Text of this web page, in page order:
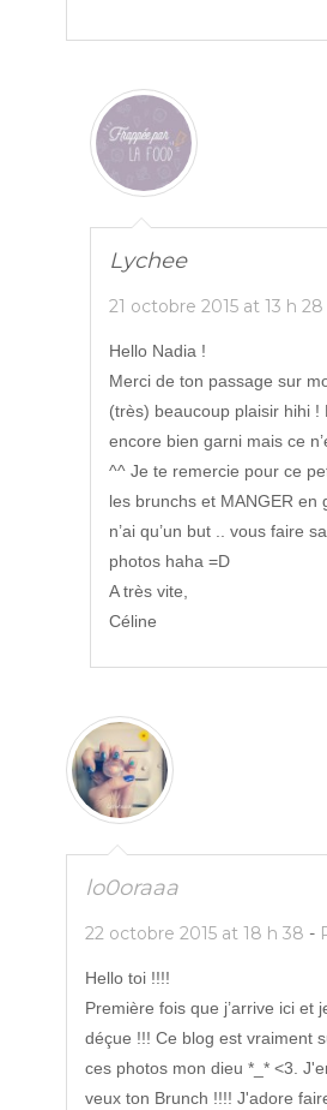
Lychee
21 octobre 2015 at 13 h 28
Hello Nadia !
Merci de ton passage sur
(très) beaucoup plaisir hihi !
encore bien garni mais ce
^^ Je te remercie pour ce
les brunchs et MANGER en
n’ai qu’un but .. vous faire
photos haha =D
A très vite,
Céline
lo0oraaa
22 octobre 2015 at 18 h 38 -
Hello toi !!!!
Première fois que j’arrive ici et
déçue !!! Ce blog est vraiment
ces photos mon dieu *_* <3.
veux ton Brunch !!!! J'adore